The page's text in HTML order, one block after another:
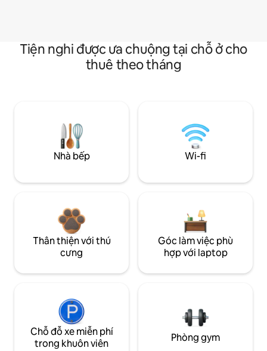
Tiện nghi được ưa chuộng tại chỗ ở cho
thuê theo tháng
Nhà bếp Wi-fi
Thân thiện với thú
cưng
Góc làm việc phù
hợp với laptop
Chỗ đỗ xe miễn phí
trong khuôn viên
Phòng gym